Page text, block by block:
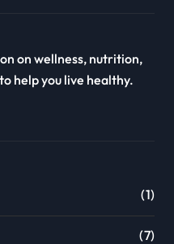
on wellness, nutrition,
help you live healthy.
(1)
(7)